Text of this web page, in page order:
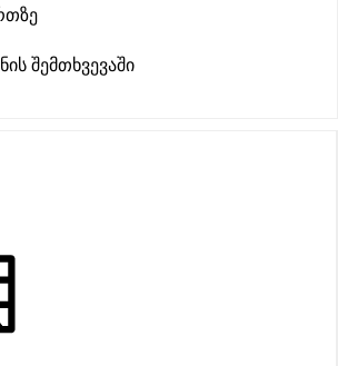
შემთხვევაში​